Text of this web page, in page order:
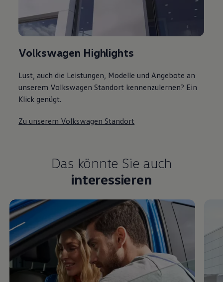
Volkswagen Highlights
Lust, auch die Leistungen, Modelle und Angebote an
unserem Volkswagen Standort kennenzulernen? Ein
Klick genügt.
Zu unserem Volkswagen Standort
Das könnte Sie auch
interessieren